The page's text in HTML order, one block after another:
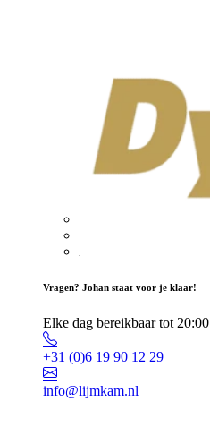
Vragen? Johan staat voor je klaar!
Elke dag bereikbaar tot 20:00
+31 (0)6 19 90 12 29
info@lijmkam.nl